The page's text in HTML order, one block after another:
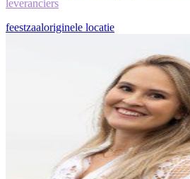
leveranciers
feestzaaloriginele locatie